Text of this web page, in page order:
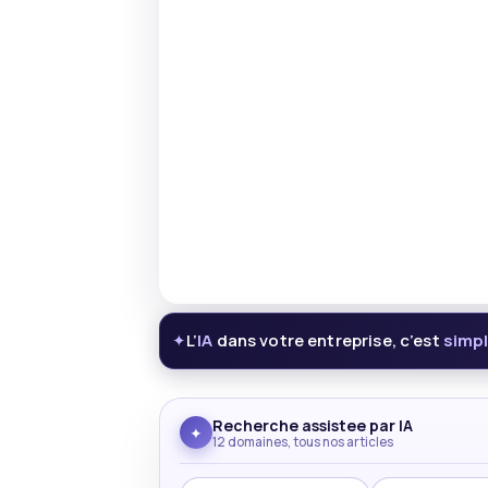
✦L’IA dans votre entreprise, c’est
✦ Recherche assistee par IA
12 domaines, tous nos articles